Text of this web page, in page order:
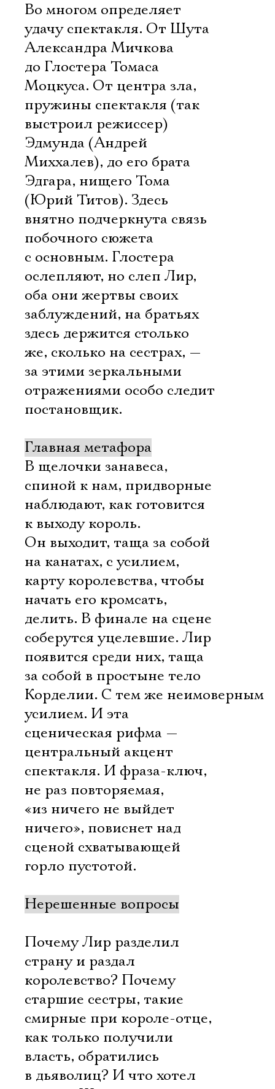
Во многом определяет
удачу спектакля. От Шута
Александра Мичкова
до Глостера Томаса
Моцкуса. От центра зла,
пружины спектакля (так
выстроил режиссер)
Эдмунда (Андрей
Миххалев), до его брата
Эдгара, нищего Тома
(Юрий Титов). Здесь
внятно подчеркнута связь
побочного сюжета
с основным. Глостера
ослепляют, но слеп Лир,
оба они жертвы своих
заблуждений, на братьях
здесь держится столько
же, сколько на сестрах, —
за этими зеркальными
отражениями особо следит
постановщик.
Главная метафора
В щелочки занавеса,
спиной к нам, придворные
наблюдают, как готовится
к выходу король.
Он выходит, таща за собой
на канатах, с усилием,
карту королевства, чтобы
начать его кромсать,
делить. В финале на сцене
соберутся уцелевшие. Лир
появится среди них, таща
за собой в простыне тело
Корделии. С тем же неимоверным
усилием. И эта
сценическая рифма —
центральный акцент
спектакля. И фраза-ключ,
не раз повторяемая,
«из ничего не выйдет
ничего», повиснет над
сценой схватывающей
горло пустотой.
Нерешенные вопросы
Почему Лир разделил
страну и раздал
королевство? Почему
старшие сестры, такие
смирные при короле-отце,
как только получили
власть, обратились
в дьяволиц? И что хотел